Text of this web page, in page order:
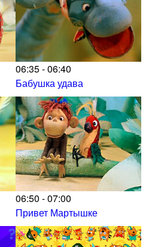
06:35 - 06:40
Бабушка удава
06:50 - 07:00
Привет Мартышке